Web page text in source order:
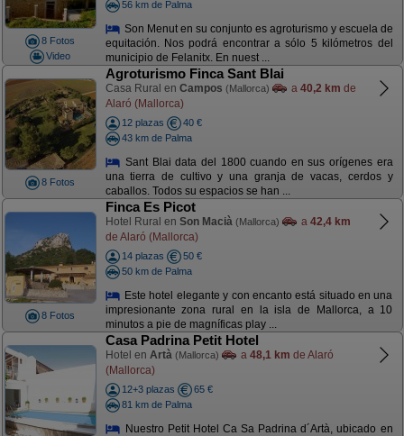
8 Fotos
Video
56 km de Palma
Son Menut en su conjunto es agroturismo y escuela de
equitación. Nos podrá encontrar a sólo 5 kilómetros del
municipio de Felanitx. En nuest ...
8 Fotos
Agroturismo Finca Sant Blai
Casa Rural en Campos (Mallorca) a 40,2 km de
Alaró (Mallorca)
12 plazas
40 €
43 km de Palma
Sant Blai data del 1800 cuando en sus orígenes era
una tierra de cultivo y una granja de vacas, cerdos y
caballos. Todos su espacios se han ...
8 Fotos
Finca Es Picot
Hotel Rural en Son Macià (Mallorca) a 42,4 km
de Alaró (Mallorca)
14 plazas
50 €
50 km de Palma
Este hotel elegante y con encanto está situado en una
impresionante zona rural en la isla de Mallorca, a 10
minutos a pie de magníficas play ...
Casa Padrina Petit Hotel
Hotel en Artà (Mallorca) a 48,1 km de Alaró
(Mallorca)
12+3 plazas
65 €
81 km de Palma
Nuestro Petit Hotel Ca Sa Padrina d´Artà, ubicado en